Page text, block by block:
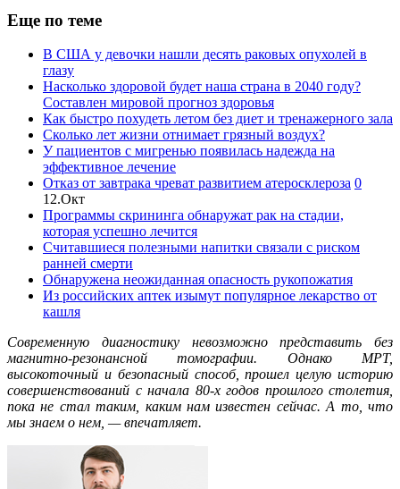
Еще по теме
В США у девочки нашли десять раковых опухолей в
глазу
Насколько здоровой будет наша страна в 2040 году?
Составлен мировой прогноз здоровья
Как быстро похудеть летом без диет и тренажерного зала
Сколько лет жизни отнимает грязный воздух?
У пациентов с мигренью появилась надежда на
эффективное лечение
Отказ от завтрака чреват развитием атеросклероза 0
12.Окт
Программы скрининга обнаружат рак на стадии,
которая успешно лечится
Считавшиеся полезными напитки связали с риском
ранней смерти
Обнаружена неожиданная опасность рукопожатия
Из российских аптек изымут популярное лекарство от
кашля
Современную диагностику невозможно представить без
магнитно-резонансной томографии. Однако МРТ,
высокоточный и безопасный способ, прошел целую историю
совершенствований с начала 80-х годов прошлого столетия,
пока не стал таким, каким нам известен сейчас. А то, что
мы знаем о нем, — впечатляет.